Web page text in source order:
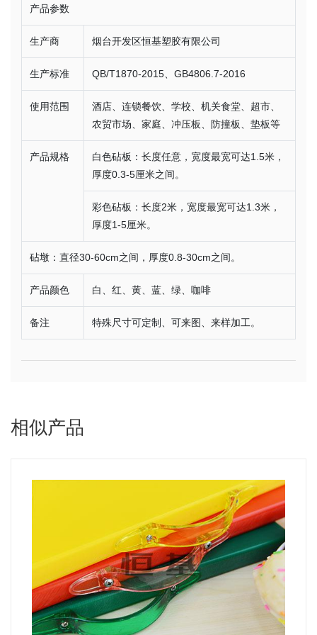
产品参数
生产商 烟台开发区恒基塑胶有限公司
生产标准 QB/T1870-2015、GB4806.7-2016
使用范围
酒店、连锁餐饮、学校、机关食堂、超市、
农贸市场、家庭、冲压板、防撞板、垫板等
产品规格
白色砧板：长度任意，宽度最宽可达1.5米，
厚度0.3-5厘米之间。
彩色砧板：长度2米，宽度最宽可达1.3米，
厚度1-5厘米。
砧墩：直径30-60cm之间，厚度0.8-30cm之间。
产品颜色 白、红、黄、蓝、绿、咖啡
备注 特殊尺寸可定制、可来图、来样加工。
相似产品